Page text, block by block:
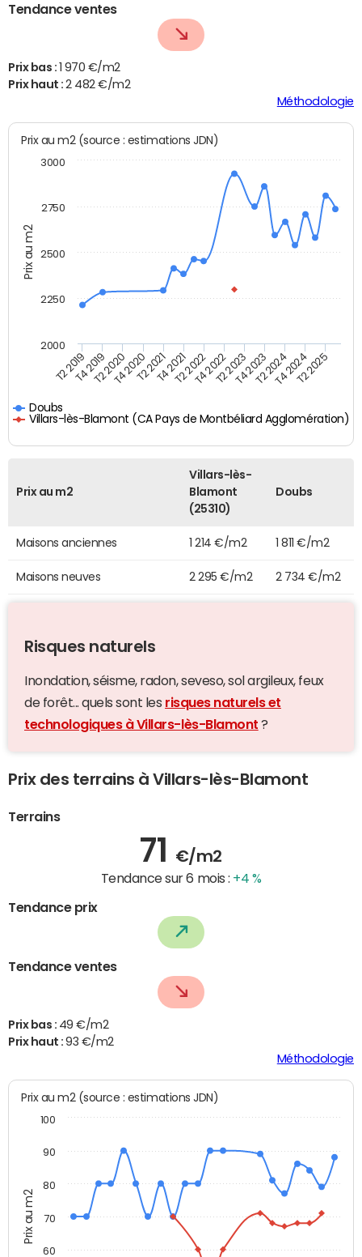
Tendance ventes
Prix bas : 1 970 €/m2
Prix haut :2 482 €/m2
Méthodologie
Prix au m2
Prix au m2 (source : estimations JDN)
Doubs
Villars-lès-Blamont (CA Pays de Montbéliard Agglomération)
T2 2019T4 2019T2 2020T4 2020T2 2021T4 2021T2 2022T4 2022T2 2023T4 2023T2 2024T4 2024T2 2025
2000
3000
2250
2500
2750
Prix au m2
Villars-lès-
Blamont
(25310)
Doubs
Maisons anciennes 1 214 €/m2 1 811 €/m2
Maisons neuves 2 295 €/m2 2 734 €/m2
Risques naturels
Inondation, séisme, radon, seveso, sol argileux, feux
de forêt... quels sont les risques naturels et
technologiques à Villars-lès-Blamont ?
Prix des terrains à Villars-lès-Blamont
Terrains
71 €/m2
Tendance sur 6 mois : +4 %
Tendance prix
Tendance ventes
Prix bas : 49 €/m2
Prix haut :93 €/m2
Méthodologie
Prix au m2
Prix au m2 (source : estimations JDN)
60
70
80
90
100